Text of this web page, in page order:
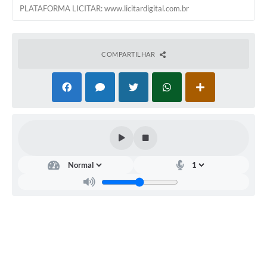
PLATAFORMA LICITAR: www.licitardigital.com.br
COMPARTILHAR